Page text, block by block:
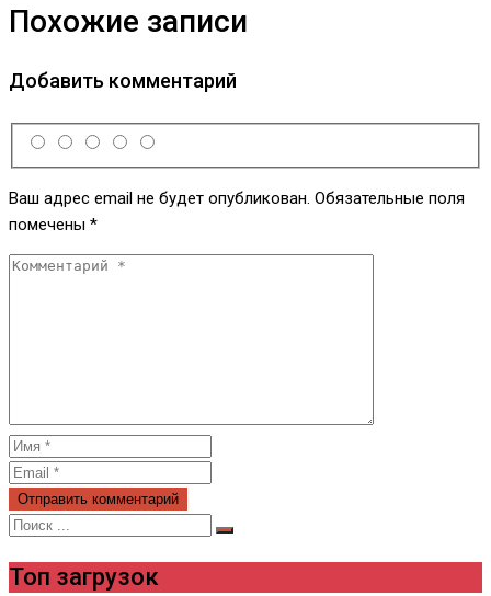
Email
Похожие записи
Добавить комментарий
Ваш адрес email не будет опубликован. Обязательные поля
помечены *
Топ загрузок